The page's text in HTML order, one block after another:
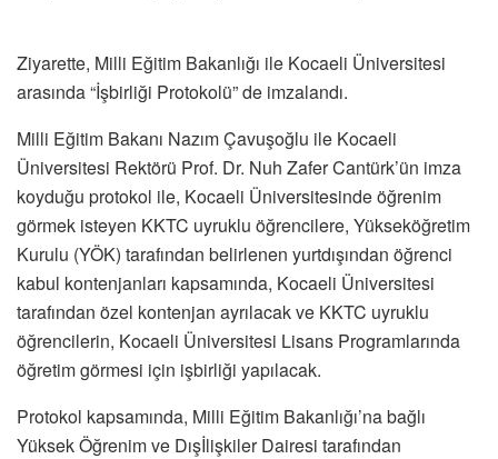
Ziyarette, Milli Eğitim Bakanlığı ile Kocaeli Üniversitesi
arasında “İşbirliği Protokolü” de imzalandı.
Milli Eğitim Bakanı Nazım Çavuşoğlu ile Kocaeli
Üniversitesi Rektörü Prof. Dr. Nuh Zafer Cantürk’ün imza
koyduğu protokol ile, Kocaeli Üniversitesinde öğrenim
görmek isteyen KKTC uyruklu öğrencilere, Yükseköğretim
Kurulu (YÖK) tarafından belirlenen yurtdışından öğrenci
kabul kontenjanları kapsamında, Kocaeli Üniversitesi
tarafından özel kontenjan ayrılacak ve KKTC uyruklu
öğrencilerin, Kocaeli Üniversitesi Lisans Programlarında
öğretim görmesi için işbirliği yapılacak.
Protokol kapsamında, Milli Eğitim Bakanlığı’na bağlı
Yüksek Öğrenim ve Dışİlişkiler Dairesi tarafından